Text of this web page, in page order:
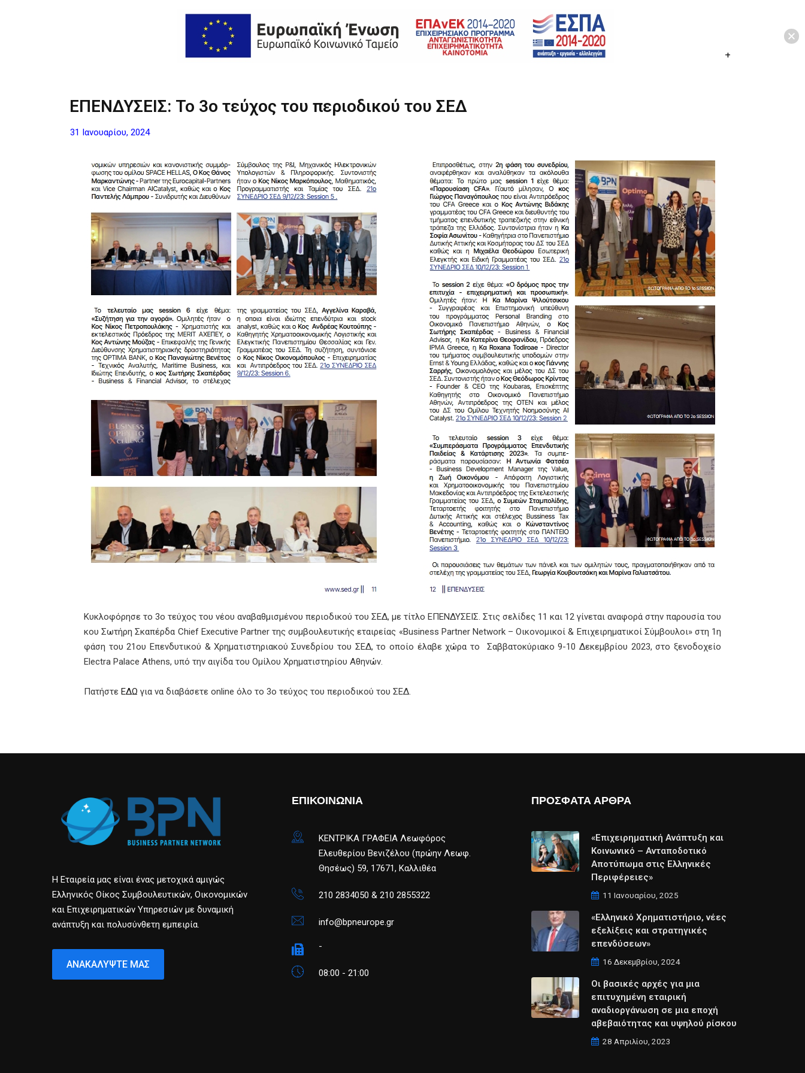
Η ΕΤΑΙΡΙΑ ΥΠΗΡΕΣΙΕΣ ΑΡΘΡΟΓΡΑΦΙΑ ΠΑΡΟΥΣΙΕΣ
ΕΠΕΝΔΥΣΕΙΣ: Το 3o τεύχος του περιοδικού του ΣΕΔ
31 Ιανουαρίου, 2024
Κυκλοφόρησε το 3ο τεύχος του νέου αναβαθμισμένου περιοδικού του ΣΕΔ, με τίτλο ΕΠΕΝΔΥΣΕΙΣ. Στις σελίδες 11 και 12 γίνεται αναφορά στην παρουσία του
κου Σωτήρη Σκαπέρδα Chief Executive Partner της συμβουλευτικής εταιρείας «Business Partner Network – Οικονομικοί & Επιχειρηματικοί Σύμβουλοι» στη 1η
φάση του 21ου Επενδυτικού & Χρηματιστηριακού Συνεδρίου του ΣΕΔ, το οποίο έλαβε χώρα το Σαββατοκύριακο 9-10 Δεκεμβρίου 2023, στο ξενοδοχείο
Electra Palace Athens, υπό την αιγίδα του Ομίλου Χρηματιστηρίου Αθηνών.
Πατήστε ΕΔΩ για να διαβάσετε online όλο το 3ο τεύχος του περιοδικού του ΣΕΔ.
Η Εταιρεία μας είναι ένας μετοχικά αμιγώς
Ελληνικός Οίκος Συμβουλευτικών, Οικονομικών
και Επιχειρηματικών Υπηρεσιών με δυναμική
ανάπτυξη και πολυσύνθετη εμπειρία.
ΑΝΑΚΑΛΎΨΤΕ ΜΑΣ
ΕΠΙΚΟΙΝΩΝΙΑ
ΚΕΝΤΡΙΚΑ ΓΡΑΦΕΙΑ Λεωφόρος
Ελευθερίου Βενιζέλου (πρώην Λεωφ.
Θησέως) 59, 17671, Καλλιθέα
210 2834050 & 210 2855322
info@bpneurope.gr
-
08:00 - 21:00
ΠΡΟΣΦΑΤΑ ΑΡΘΡΑ
«Επιχειρηματική Ανάπτυξη και
Κοινωνικό – Ανταποδοτικό
Αποτύπωμα στις Ελληνικές
Περιφέρειες»
11 Ιανουαρίου, 2025
«Ελληνικό Χρηματιστήριο, νέες
εξελίξεις και στρατηγικές
επενδύσεων»
16 Δεκεμβρίου, 2024
Οι βασικές αρχές για μια
επιτυχημένη εταιρική
αναδιοργάνωση σε μια εποχή
αβεβαιότητας και υψηλού ρίσκου
28 Απριλίου, 2023